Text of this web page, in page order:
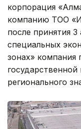
корпорация
компанию ТОО
после принятия 3
специальных
зонах» компания
регионального